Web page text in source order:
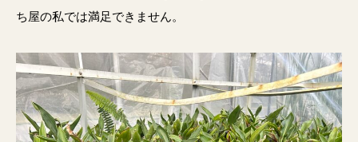
ち屋の私では満足できません。